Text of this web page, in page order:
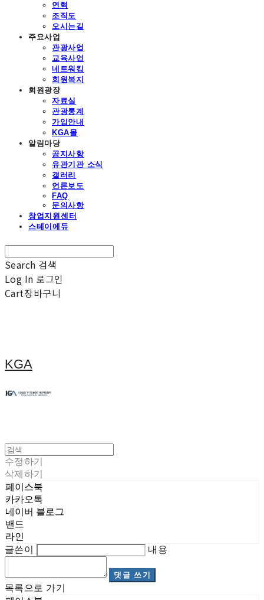
연혁
조직도
오시는길
주요사업
관광사업
교육사업
네트워킹
회원복지
회원광장
자료실
관광통계
가입안내
KGA몰
알림마당
공지사항
유관기관 소식
갤러리
언론보도
FAQ
문의사항
창업지원센터
스테이에듀
Search 검색
Log In 로그인
Cart장바구니
KGA
수정하기
삭제하기
페이스북
카카오톡
네이버 블로그
밴드
라인
글쓴이
내용
댓글 쓰기
목록으로 가기